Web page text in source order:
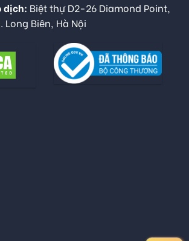
dịch: Biệt thự D2-26 Diamond Point,
Long Biên, Hà Nội